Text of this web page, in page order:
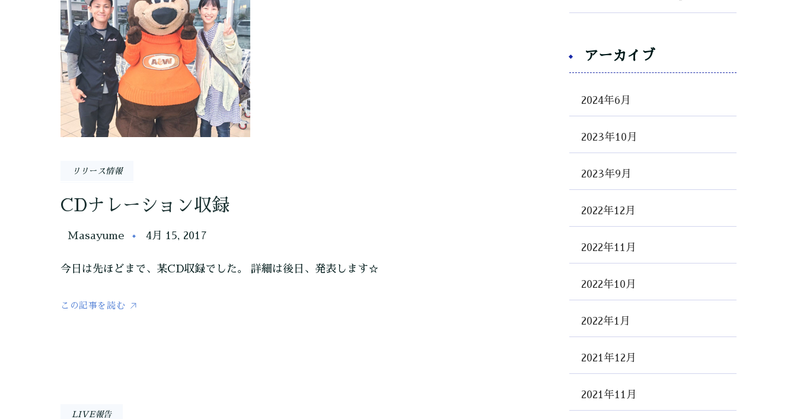
リリース情報
CDナレーション収録
Masayume 4月 15, 2017
今日は先ほどまで、某CD収録でした。 詳細は後日、発表します☆
この記事を読む
LIVE報告
アーカイブ
2024年6月
2023年10月
2023年9月
2022年12月
2022年11月
2022年10月
2022年1月
2021年12月
2021年11月